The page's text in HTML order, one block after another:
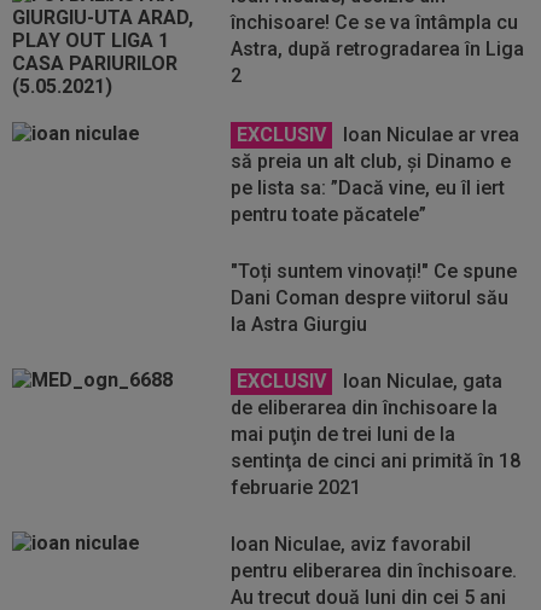
închisoare! Ce se va întâmpla cu
Astra, după retrogradarea în Liga
2
EXCLUSIV
Ioan Niculae ar vrea
să preia un alt club, și Dinamo e
pe lista sa: ”Dacă vine, eu îl iert
pentru toate păcatele”
"Toți suntem vinovați!" Ce spune
Dani Coman despre viitorul său
la Astra Giurgiu
EXCLUSIV
Ioan Niculae, gata
de eliberarea din închisoare la
mai puţin de trei luni de la
sentinţa de cinci ani primită în 18
februarie 2021
Ioan Niculae, aviz favorabil
pentru eliberarea din închisoare.
Au trecut două luni din cei 5 ani